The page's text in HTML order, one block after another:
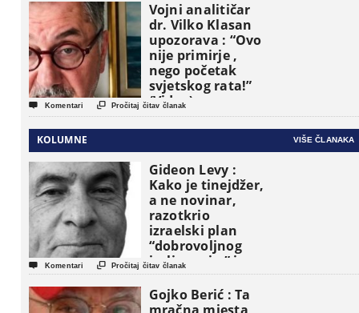
Vojni analitičar
dr. Vilko Klasan
upozorava : “Ovo
nije primirje ,
nego početak
svjetskog rata!”
(Video)
 Komentari  Pročitaj čitav članak
KOLUMNE VIŠE ČLANAKA
Gideon Levy :
Kako je tinejdžer,
a ne novinar,
razotkrio
izraelski plan
“dobrovoljnog
iseljavanja ” iz
Gaze
 Komentari  Pročitaj čitav članak
Gojko Berić : Ta